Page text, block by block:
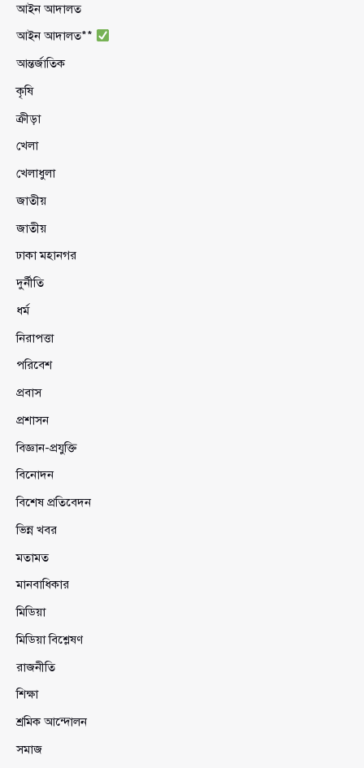
আইন আদালত
আইন আদালত**
আন্তর্জাতিক
কৃষি
ক্রীড়া
খেলা
খেলাধুলা
জাতীয়
জাতীয়
ঢাকা মহানগর
দুর্নীতি
ধর্ম
নিরাপত্তা
পরিবেশ
প্রবাস
প্রশাসন
বিজ্ঞান-প্রযুক্তি
বিনোদন
বিশেষ প্রতিবেদন
ভিন্ন খবর
মতামত
মানবাধিকার
মিডিয়া
মিডিয়া বিশ্লেষণ
রাজনীতি
শিক্ষা
শ্রমিক আন্দোলন
সমাজ